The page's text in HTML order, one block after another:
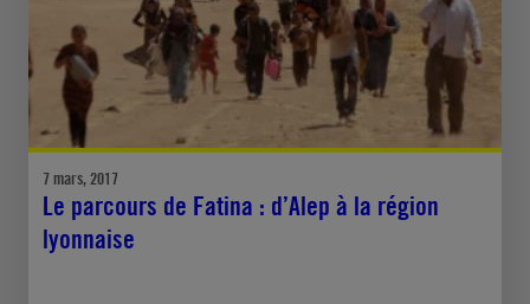
7 mars, 2017
Le parcours de Fatina : d’Alep à la région
lyonnaise